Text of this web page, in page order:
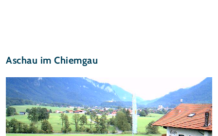
Aschau im Chiemgau